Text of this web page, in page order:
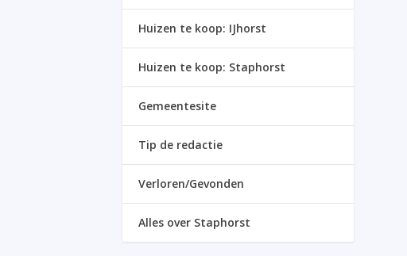
Huizen te koop: IJhorst
Huizen te koop: Staphorst
Gemeentesite
Tip de redactie
Verloren/Gevonden
Alles over Staphorst